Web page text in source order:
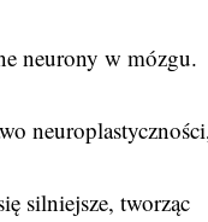
neurony w mózgu.
silniejsze, tworząc